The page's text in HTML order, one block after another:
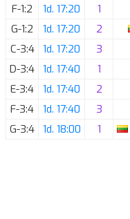
F-1:2
1d. 17:20 1
G-1:2
1d. 17:20 2
C-3:4
1d. 17:20 3
D-3:4 1d. 17:40 1
E-3:4
1d. 17:40 2
F-3:4
1d. 17:40 3
G-3:4 1d. 18:00 1